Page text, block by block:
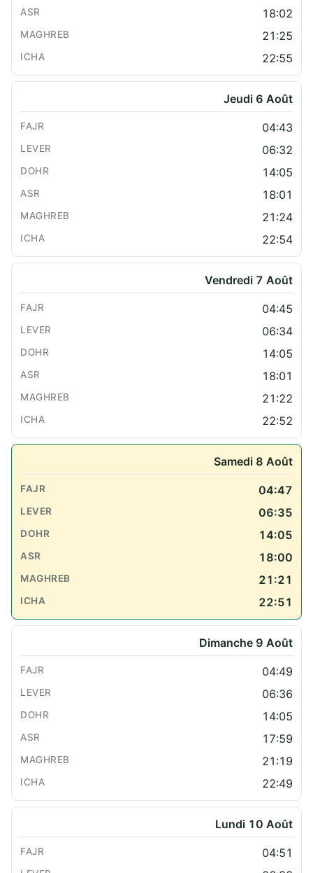
18:02
21:25
22:55
Jeudi 6 Août
04:43
06:32
14:05
18:01
21:24
22:54
Vendredi 7 Août
04:45
06:34
14:05
18:01
21:22
22:52
Samedi 8 Août
04:47
06:35
14:05
18:00
21:21
22:51
Dimanche 9 Août
04:49
06:36
14:05
17:59
21:19
22:49
Lundi 10 Août
04:51